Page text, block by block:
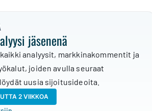
jäsenenä
analyysit, markkinakommentit ja
joiden avulla seuraat
uusia sijoitusideoita.
2 VIIKKOA